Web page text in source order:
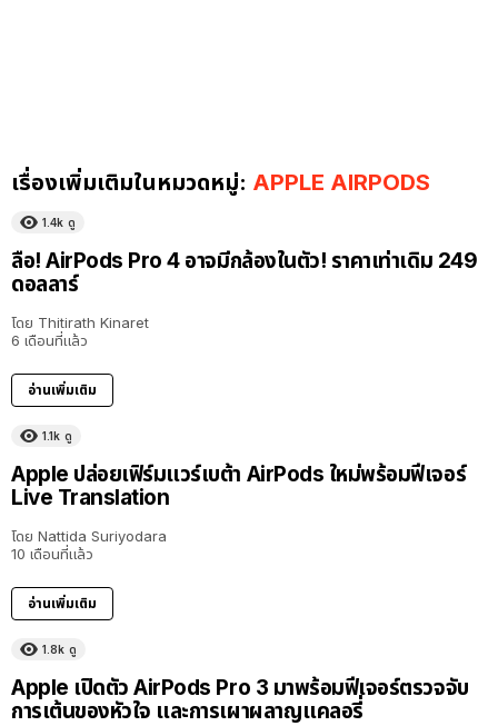
เรื่องเพิ่มเติมในหมวดหมู่: APPLE AIRPODS
1.4k ดู
ลือ! AirPods Pro 4 อาจมีกล้องในตัว! ราคาเท่าเดิม 249
ดอลลาร์
โดย Thitirath Kinaret
6 เดือนที่แล้ว
อ่านเพิ่มเติม
1.1k ดู
Apple ปล่อยเฟิร์มแวร์เบต้า AirPods ใหม่พร้อมฟีเจอร์
Live Translation
โดย Nattida Suriyodara
10 เดือนที่แล้ว
อ่านเพิ่มเติม
1.8k ดู
Apple เปิดตัว AirPods Pro 3 มาพร้อมฟีเจอร์ตรวจจับ
การเต้นของหัวใจ และการเผาผลาญแคลอรี่